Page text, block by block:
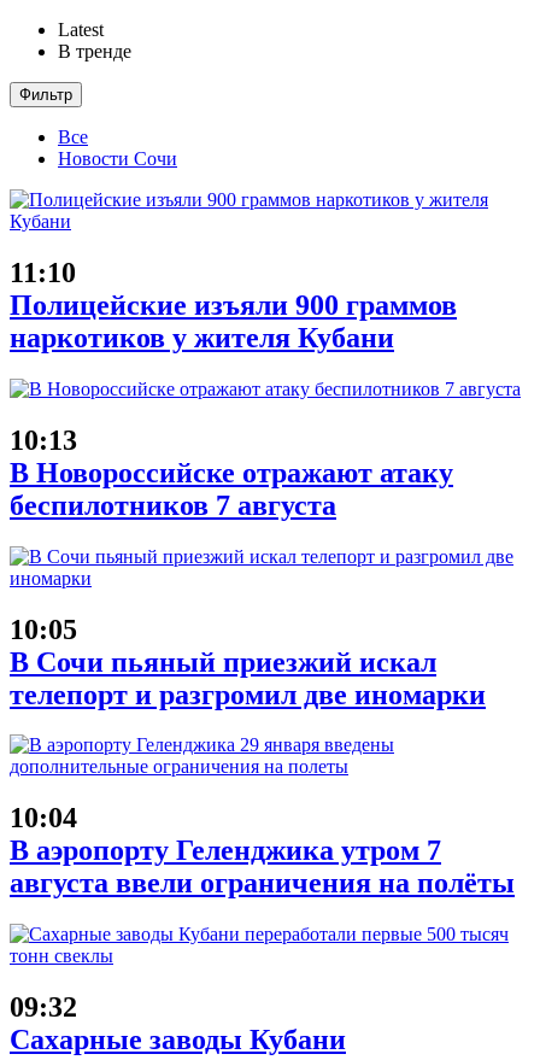
Latest
В тренде
Фильтр
Все
Новости Сочи
11:10
Полицейские изъяли 900 граммов
наркотиков у жителя Кубани
10:13
В Новороссийске отражают атаку
беспилотников 7 августа
10:05
В Сочи пьяный приезжий искал
телепорт и разгромил две иномарки
10:04
В аэропорту Геленджика утром 7
августа ввели ограничения на полёты
09:32
Сахарные заводы Кубани